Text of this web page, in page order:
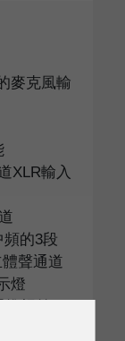
麥克風輸
XLR輸入
的3段
聲通道
燈